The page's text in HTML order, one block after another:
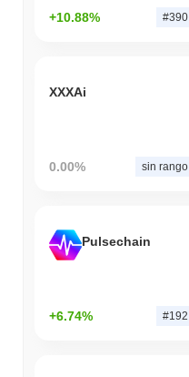
+10.88% #390
XXXAi
0.00% sin rango
Pulsechain
+6.74% #192